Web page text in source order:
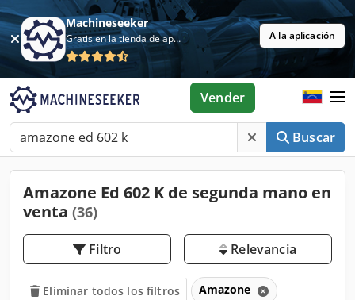
Machineseeker
Gratis en la tienda de aplicaciones A la aplicación
Buscar
Vender
Amazone Ed 602 K de segunda mano en
venta (36)
Filtro Relevancia
Eliminar todos los filtros Amazone